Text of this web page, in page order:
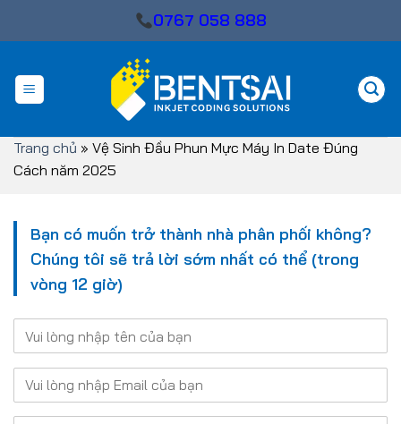
0767 058 888
Trang chủ » Vệ Sinh Đầu Phun Mực Máy In Date Đúng
Cách năm 2025
Bạn có muốn trở thành nhà phân phối không?
Chúng tôi sẽ trả lời sớm nhất có thể (trong
vòng 12 giờ)